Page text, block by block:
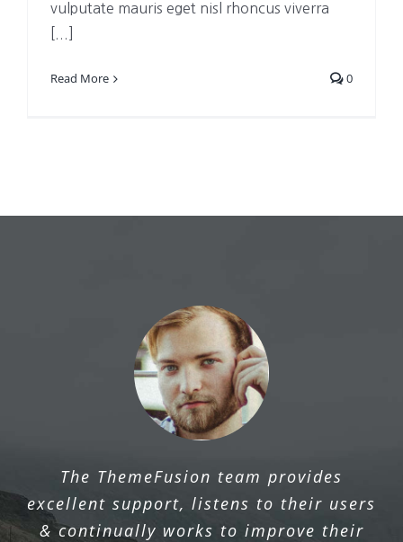
vulputate mauris eget nisl rhoncus viverra
Read More 0
The ThemeFusion team provides
excellent support, listens to their users
& continually works to improve their